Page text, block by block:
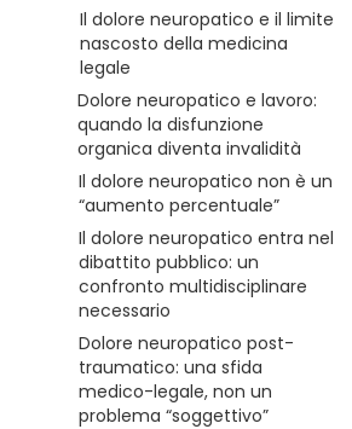
Il dolore neuropatico e il limite
nascosto della medicina
legale
Dolore neuropatico e lavoro:
quando la disfunzione
organica diventa invalidità
Il dolore neuropatico non è un
“aumento percentuale”
Il dolore neuropatico entra nel
dibattito pubblico: un
confronto multidisciplinare
necessario
Dolore neuropatico post-
traumatico: una sfida
medico-legale, non un
problema “soggettivo”